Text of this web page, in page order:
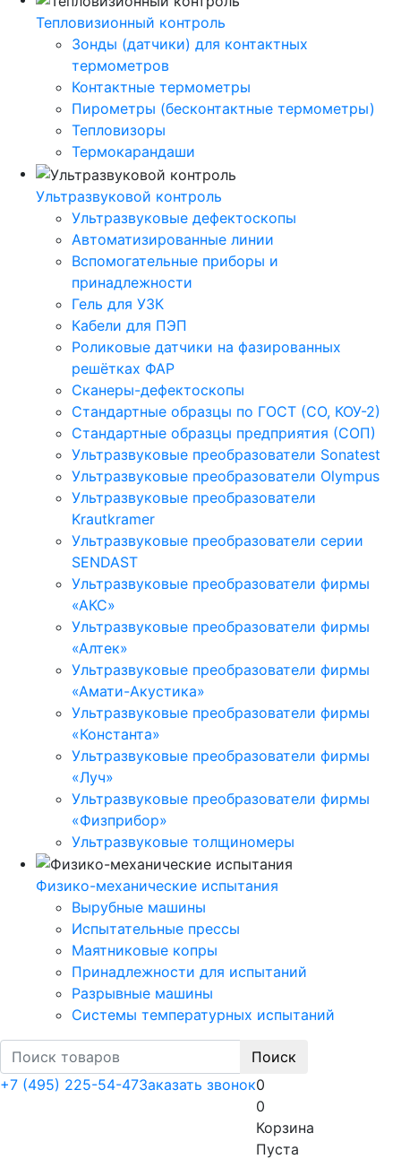
Тепловизионный контроль
Зонды (датчики) для контактных
термометров
Контактные термометры
Пирометры (бесконтактные термометры)
Тепловизоры
Термокарандаши
Ультразвуковой контроль
Ультразвуковые дефектоскопы
Автоматизированные линии
Вспомогательные приборы и
принадлежности
Гель для УЗК
Кабели для ПЭП
Роликовые датчики на фазированных
решётках ФАР
Сканеры-дефектоскопы
Стандартные образцы по ГОСТ (СО, КОУ-2)
Стандартные образцы предприятия (СОП)
Ультразвуковые преобразователи Sonatest
Ультразвуковые преобразователи Olympus
Ультразвуковые преобразователи
Krautkramer
Ультразвуковые преобразователи серии
SENDAST
Ультразвуковые преобразователи фирмы
«АКС»
Ультразвуковые преобразователи фирмы
«Алтек»
Ультразвуковые преобразователи фирмы
«Амати-Акустика»
Ультразвуковые преобразователи фирмы
«Константа»
Ультразвуковые преобразователи фирмы
«Луч»
Ультразвуковые преобразователи фирмы
«Физприбор»
Ультразвуковые толщиномеры
Физико-механические испытания
Вырубные машины
Испытательные прессы
Маятниковые копры
Принадлежности для испытаний
Разрывные машины
Системы температурных испытаний
Поиск
+7 (495) 225-54-47Заказать звонок0
0
Корзина
Пуста